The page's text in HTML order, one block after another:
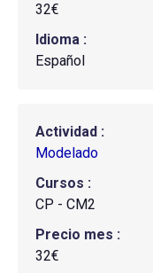
32€
Idioma
Español
Actividad
Modelado
Cursos
CP - CM2
Precio mes
32€